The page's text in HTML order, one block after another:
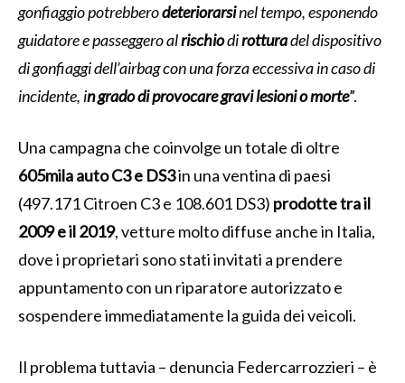
gonfiaggio potrebberodeteriorarsinel tempo, esponendo
guidatore e passeggero alrischiodirotturadel dispositivo
di gonfiaggi dell’airbag con una forza eccessiva in caso di
incidente, in grado di provocare gravi lesioni o morte”.
Una campagna che coinvolge un totale di oltre
605mila auto C3 e DS3in una ventina di paesi
(497.171 Citroen C3 e 108.601 DS3) prodotte tra il
2009 e il 2019, vetture molto diffuse anche in Italia,
dove i proprietari sono stati invitati a prendere
appuntamento con un riparatore autorizzato e
sospendere immediatamente la guida dei veicoli.
Il problema tuttavia – denuncia Federcarrozzieri – è